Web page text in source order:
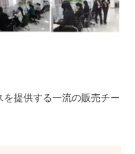
提供する一流の販売チー